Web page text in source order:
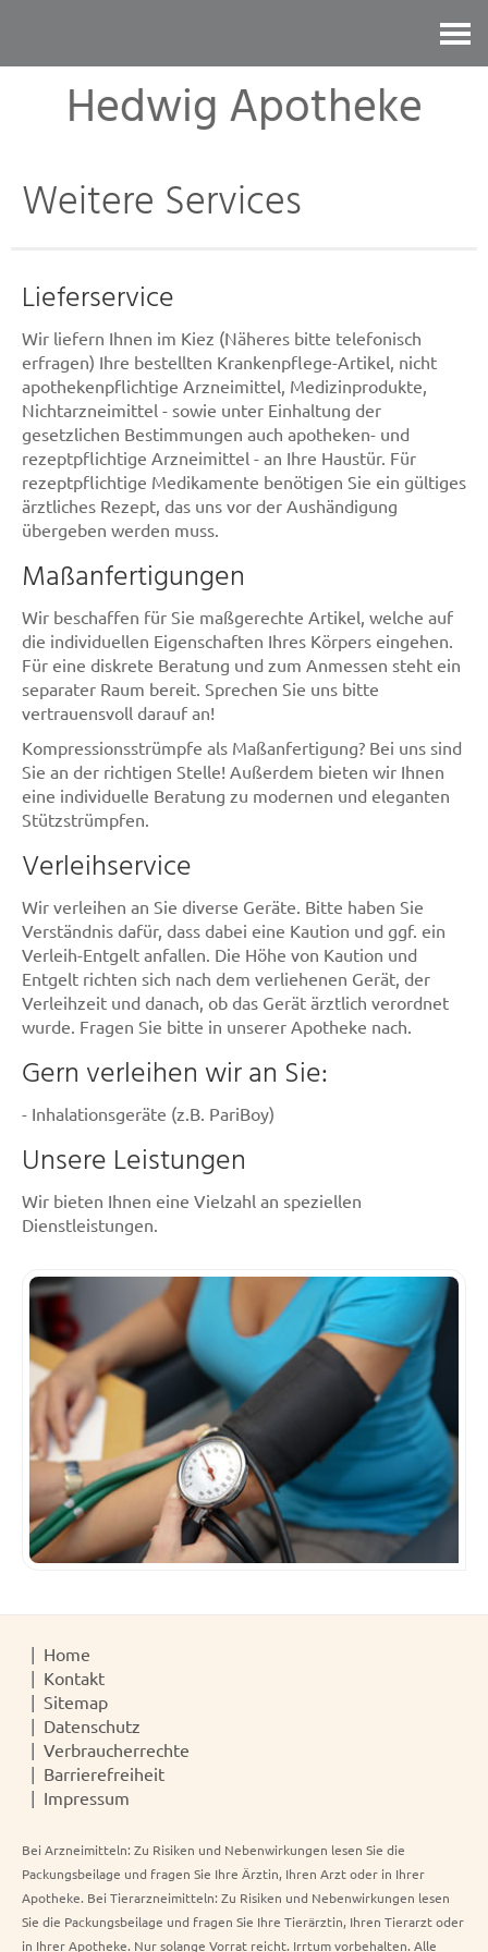
Hedwig Apotheke
Weitere Services
Lieferservice
Wir liefern Ihnen im Kiez (Näheres bitte telefonisch
erfragen) Ihre bestellten Krankenpflege-Artikel, nicht
apothekenpflichtige Arzneimittel, Medizinprodukte,
Nichtarzneimittel - sowie unter Einhaltung der
gesetzlichen Bestimmungen auch apotheken- und
rezeptpflichtige Arzneimittel - an Ihre Haustür. Für
rezeptpflichtige Medikamente benötigen Sie ein gültiges
ärztliches Rezept, das uns vor der Aushändigung
übergeben werden muss.
Maßanfertigungen
Wir beschaffen für Sie maßgerechte Artikel, welche auf
die individuellen Eigenschaften Ihres Körpers eingehen.
Für eine diskrete Beratung und zum Anmessen steht ein
separater Raum bereit. Sprechen Sie uns bitte
vertrauensvoll darauf an!
Kompressionsstrümpfe als Maßanfertigung? Bei uns sind
Sie an der richtigen Stelle! Außerdem bieten wir Ihnen
eine individuelle Beratung zu modernen und eleganten
Stützstrümpfen.
Verleihservice
Wir verleihen an Sie diverse Geräte. Bitte haben Sie
Verständnis dafür, dass dabei eine Kaution und ggf. ein
Verleih-Entgelt anfallen. Die Höhe von Kaution und
Entgelt richten sich nach dem verliehenen Gerät, der
Verleihzeit und danach, ob das Gerät ärztlich verordnet
wurde. Fragen Sie bitte in unserer Apotheke nach.
Gern verleihen wir an Sie:
- Inhalationsgeräte (z.B. PariBoy)
Unsere Leistungen
Wir bieten Ihnen eine Vielzahl an speziellen
Dienstleistungen.
Home
Kontakt
Sitemap
Datenschutz
Verbraucherrechte
Barrierefreiheit
Impressum
Bei Arzneimitteln: Zu Risiken und Nebenwirkungen lesen Sie die
Packungsbeilage und fragen Sie Ihre Ärztin, Ihren Arzt oder in Ihrer
Apotheke. Bei Tierarzneimitteln: Zu Risiken und Nebenwirkungen lesen
Sie die Packungsbeilage und fragen Sie Ihre Tierärztin, Ihren Tierarzt oder
in Ihrer Apotheke. Nur solange Vorrat reicht. Irrtum vorbehalten. Alle